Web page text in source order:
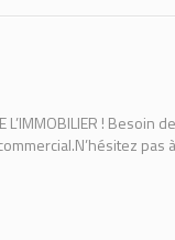
L’IMMOBILIER !